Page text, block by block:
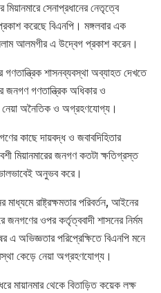
মিয়ানমারে সেনাপ্রধানের নেতৃত্বে
করেছে বিএনপি। মঙ্গলবার এক
আলমগীর এ উদ্বেগ প্রকাশ করেন।
গণতান্ত্রিক শাসনব্যবস্থা অব্যাহত দেখতে
জনগণ গণতান্ত্রিক অধিকার ও
নেয়া অনৈতিক ও অগ্রহণযোগ্য।
কাছে দায়বদ্ধ ও জবাবদিহিতার
মিয়ানমারের জনগণ কতটা ক্ষতিগ্রস্ত
অনুভব করে।
মাধ্যমে রাষ্ট্রক্ষমতার পরিবর্তন, আইনের
ওপর কর্তৃত্ববাদী শাসনের নির্মম
এ অভিজ্ঞতার পরিপ্রেক্ষিতে বিএনপি মনে
কেড়ে নেয়া অগ্রহণযোগ্য।
মায়ানমার থেকে বিতাড়িত কয়েক লক্ষ